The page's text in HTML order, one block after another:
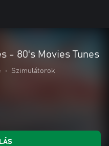
- 80's Movies Tunes
• Szimulátorok